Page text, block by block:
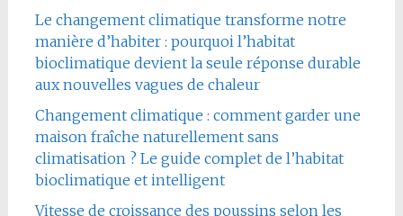
Le changement climatique transforme notre
manière d’habiter : pourquoi l’habitat
bioclimatique devient la seule réponse durable
aux nouvelles vagues de chaleur
Changement climatique : comment garder une
maison fraîche naturellement sans
climatisation ? Le guide complet de l’habitat
bioclimatique et intelligent
Vitesse de croissance des poussins selon les